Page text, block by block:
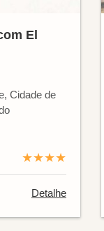
El
Cidade de
★★★★
Detalhe